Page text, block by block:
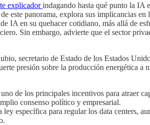
explicadorindagando hasta qué punto la IA
este panorama, explora sus implicancias
IA en su quehacer cotidiano, más allá de
Sin embargo, advierte que el sector
secretario de Estado de los Estados
presión sobre la producción energética a
de los principales incentivos para atraer
consenso político y empresarial.
específica para regular los data centers,